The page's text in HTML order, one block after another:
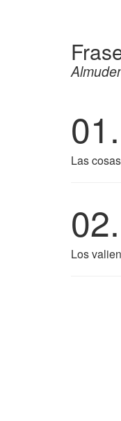
01.
Las
02.
Los